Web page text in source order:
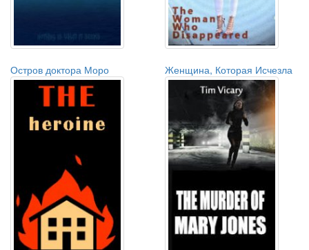
Остров доктора Моро Женщина, Которая Исчезла